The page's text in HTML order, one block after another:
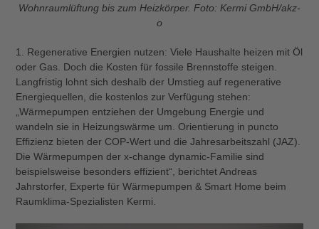
Wohnraumlüftung bis zum Heizkörper. Foto: Kermi GmbH/akz-
o
1. Regenerative Energien nutzen: Viele Haushalte heizen mit Öl
oder Gas. Doch die Kosten für fossile Brennstoffe steigen.
Langfristig lohnt sich deshalb der Umstieg auf regenerative
Energiequellen, die kostenlos zur Verfügung stehen:
„Wärmepumpen entziehen der Umgebung Energie und
wandeln sie in Heizungswärme um. Orientierung in puncto
Effizienz bieten der COP-Wert und die Jahresarbeitszahl (JAZ).
Die Wärmepumpen der x-change dynamic-Familie sind
beispielsweise besonders effizient“, berichtet Andreas
Jahrstorfer, Experte für Wärmepumpen & Smart Home beim
Raumklima-Spezialisten Kermi.